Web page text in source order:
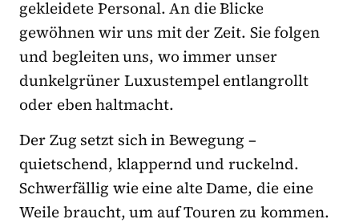
gekleidete Personal. An die Blicke
gewöhnen wir uns mit der Zeit. Sie folgen
und begleiten uns, wo immer unser
dunkelgrüner Luxustempel entlangrollt
oder eben haltmacht.
Der Zug setzt sich in Bewegung –
quietschend, klappernd und ruckelnd.
Schwerfällig wie eine alte Dame, die eine
Weile braucht, um auf Touren zu kommen.